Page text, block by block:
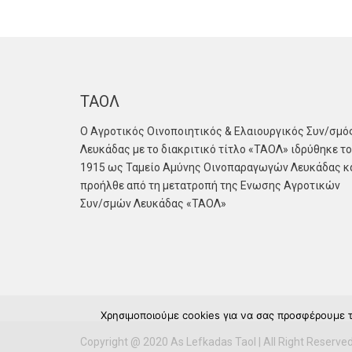
ΤΑΟΛ
Ο Αγροτικός Οινοποιητικός & Ελαιουργικός Συν/
Λευκάδας με το διακριτικό τίτλο «ΤΑΟΛ» ιδρύθηκε το
1915 ως Ταμείο Αμύνης Οινοπαραγωγών Λευκάδας
προήλθε από τη μετατροπή της Ενωσης Αγροτικών
Συν/σμών Λευκάδας «ΤΑΟΛ»
Copyright @ 2020 As Lefkadas Taol | All Right
Χρησιμοποιούμε cookies για να σας προσφέρουμε